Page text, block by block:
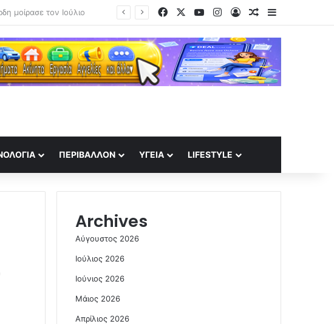
θηλαστικών; FacebookYouTubeInstagram
Log InRandom Article
Sidebar
ΠΕΡΙΒΆΛΛΟΝ ΥΓΕΊΑ LIFESTYLE
Archives
Αύγουστος 2026
Ιούλιος 2026
Ιούνιος 2026
Μάιος 2026
Απρίλιος 2026